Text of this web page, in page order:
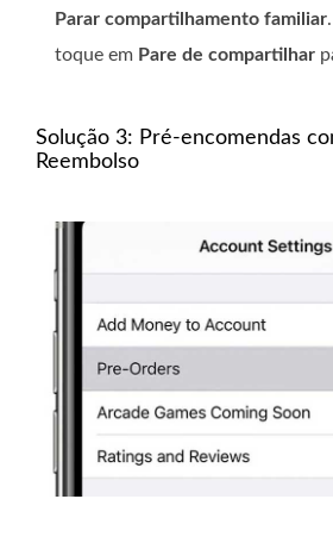
Parar compartilhamento familiar
toque em Pare de compartilhar
Solução 3: Pré-encomendas
Reembolso